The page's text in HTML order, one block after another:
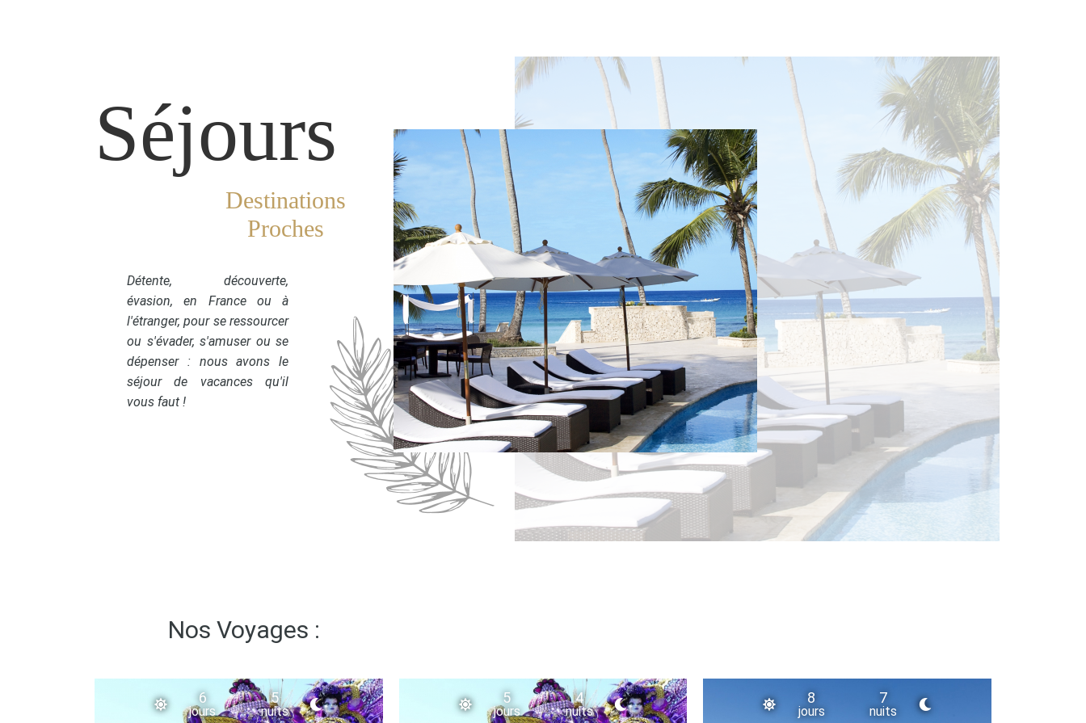
Séjours
Destinations
Proches
Détente, découverte,
évasion, en France ou à
l'étranger, pour se ressourcer
ou s'évader, s'amuser ou se
dépenser : nous avons le
séjour de vacances qu'il
vous faut !
Nos Voyages :
6
jours
5
nuits
5
jours
4
nuits
8
jours
7
nuits